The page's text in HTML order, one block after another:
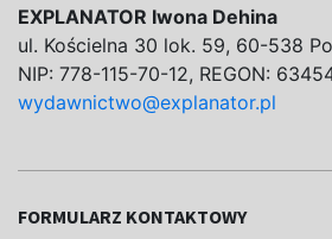
EXPLANATOR Iwona Dehina
ul. Kościelna 30 lok. 59, 60-538
NIP: 778-115-70-12, REGON:
wydawnictwo@explanator.pl
FORMULARZ KONTAKTOWY